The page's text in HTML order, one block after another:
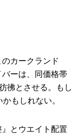
カークランド
バーは、同価格帯
彿とさせる。もし
もしれない。
とウエイト配置